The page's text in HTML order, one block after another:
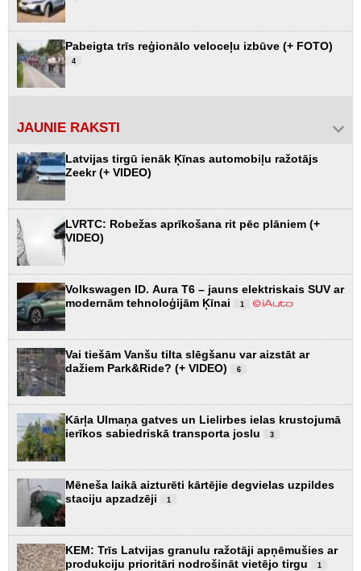
Pabeigta trīs reģionālo veloceļu izbūve (+ FOTO)
4
JAUNIE RAKSTI
Latvijas tirgū ienāk Ķīnas automobiļu ražotājs
Zeekr (+ VIDEO)
LVRTC: Robežas aprīkošana rit pēc plāniem (+
VIDEO)
Volkswagen ID. Aura T6 – jauns elektriskais SUV ar
modernām tehnoloģijām Ķīnai
1
Vai tiešām Vanšu tilta slēgšanu var aizstāt ar
dažiem Park&Ride? (+ VIDEO)
6
Kārļa Ulmaņa gatves un Lielirbes ielas krustojumā
ierīkos sabiedriskā transporta joslu
3
Mēneša laikā aizturēti kārtējie degvielas uzpildes
staciju apzadzēji
1
KEM: Trīs Latvijas granulu ražotāji apņēmušies ar
produkciju prioritāri nodrošināt vietējo tirgu
1